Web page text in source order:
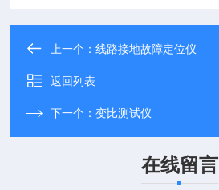
上一个：线路接地故障定位仪
返回列表
下一个：变比测试仪
在线留言